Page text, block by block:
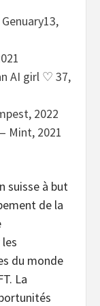
Genuary13,
AI girl ♡ 37,
2022
Mint, 2021
suisse à but
de la
du monde
La